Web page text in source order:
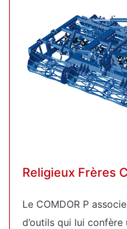
Religieux Frères
Le COMDOR P
d’outils qui lui